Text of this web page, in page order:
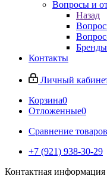
Вопросы и
Назад
Бренды
Контакты
Личный
Корзина0
Отложенные0
Сравнение товаров
+7 (921) 938-30-29
Контактная информация